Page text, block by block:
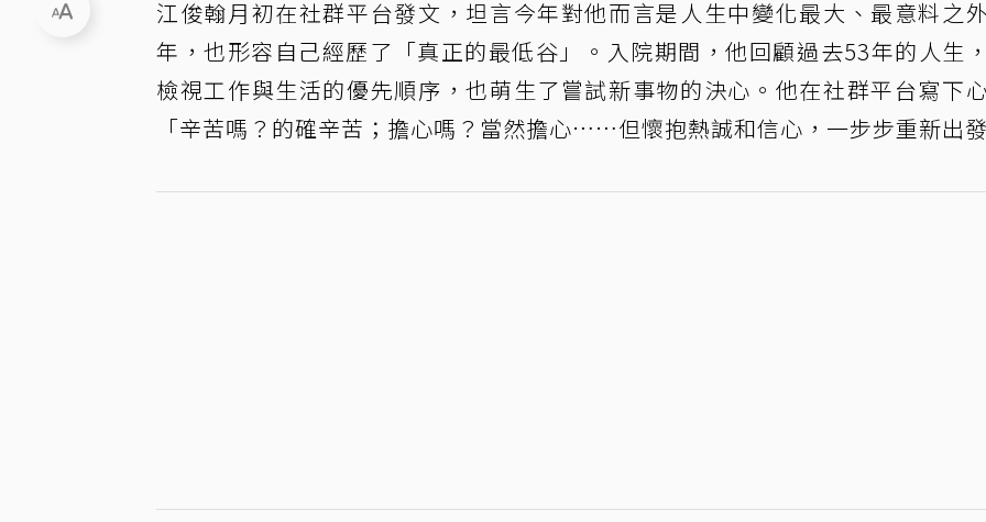
江俊翰月初在社群平台發文，坦言今年對他而言是人生中變化最大、最意料之
年，也形容自己經歷了「真正的最低谷」。入院期間，他回顧過去53年的人生
檢視工作與生活的優先順序，也萌生了嘗試新事物的決心。他在社群平台寫下
「辛苦嗎？的確辛苦；擔心嗎？當然擔心……但懷抱熱誠和信心，一步步重新出發